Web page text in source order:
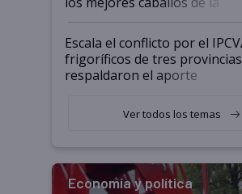
Argentina y los mitos que
todavía hacen sufrir a estos
animales: "Mientras me
descalificaban, yo seguí
haciendo currículum"
Escala el conflicto por el
frigoríficos de tres provincias
respaldaron el aporte
Ver todos los temas
Economía y política